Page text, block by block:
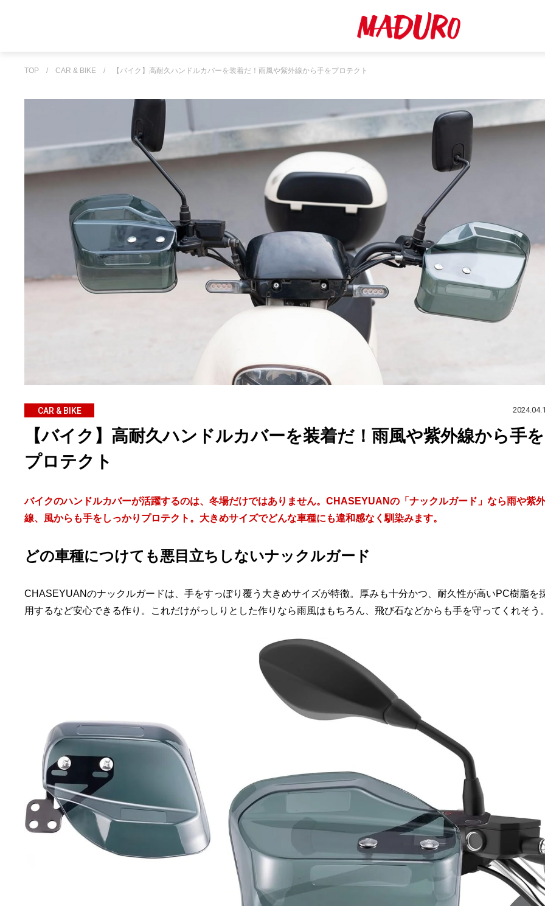
TOP / CAR & BIKE / 【バイク】高耐久ハンドルカバーを装着だ！雨風や紫外線から手をプロテクト
CAR & BIKE
【バイク】高耐久ハンドルカバーを装着だ！雨風や紫外線から手を
プロテクト
バイクのハンドルカバーが活躍するのは、冬場だけではありません。CHASEYUANの「ナックルガード」なら雨や紫外
線、風からも手をしっかりプロテクト。大きめサイズでどんな車種にも違和感なく馴染みます。
どの車種につけても悪目立ちしないナックルガード
CHASEYUANのナックルガードは、手をすっぽり覆う大きめサイズが特徴。厚みも十分かつ、耐久性が高いPC樹脂を
用するなど安心できる作り。これだけがっしりとした作りなら雨風はもちろん、飛び石などからも手を守ってくれそう